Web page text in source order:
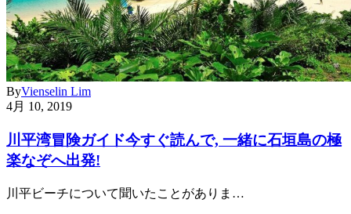
ByVienselin Lim
4月 10, 2019
川平湾冒険ガイド今すぐ読んで, 一緒に石垣島の極
楽なぞへ出発!
川平ビーチについて聞いたことがありま…